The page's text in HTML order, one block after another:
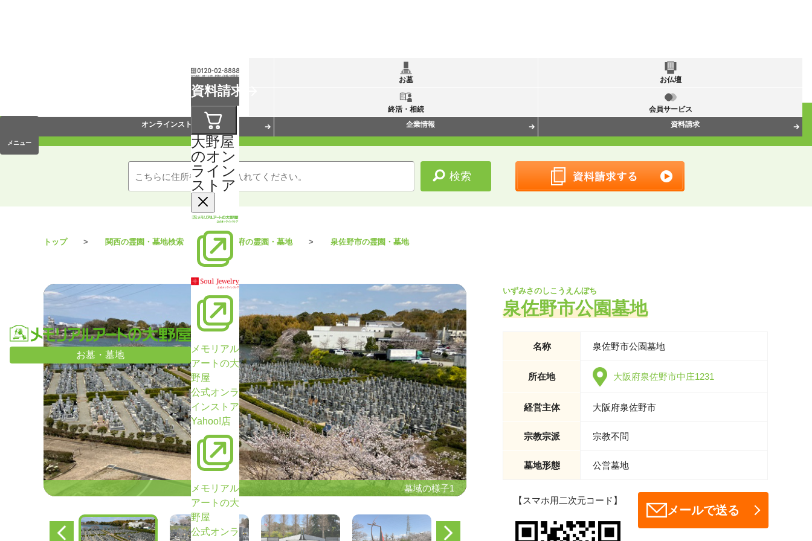
お墓・墓地
資料請求
大野屋
のオン
ライン
ストア
メモリアル
アートの大
野屋
公式オンラ
インストア
Yahoo!店
メモリアル
アートの大
野屋
公式オンラ
メニュー
お墓 お仏壇
終活・相続
会員サービス
オンラインストア
企業情報 資料請求
トップ 関西の霊園・墓地検索 大阪府の霊園・墓地 泉佐野市の霊園・墓地
墓域の様子1
墓域の様子1
いずみさのしこうえんぼち
泉佐野市公園墓地
名称 泉佐野市公園墓地
所在地 大阪府泉佐野市中庄1231
経営主体 大阪府泉佐野市
宗教宗派 宗教不問
墓地形態 公営墓地
【スマホ用二次元コード】
メールで送る